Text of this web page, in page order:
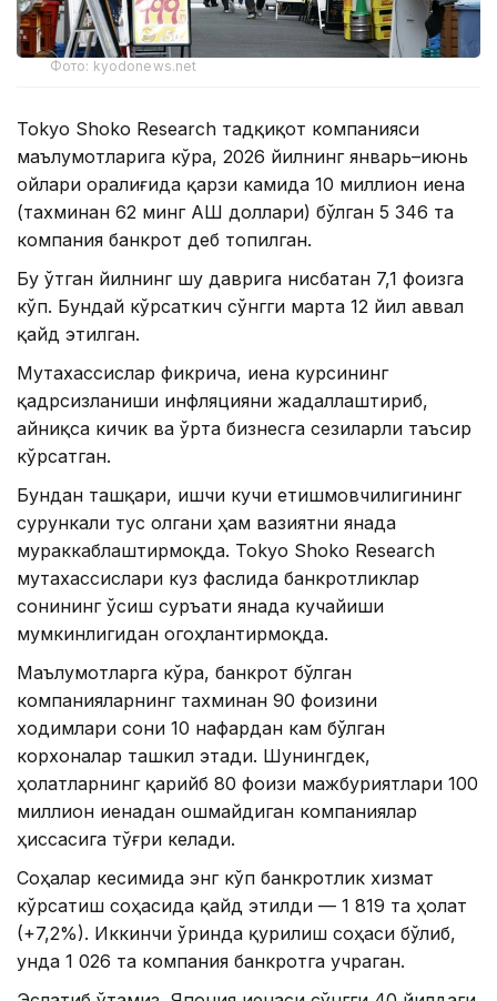
Фото: kyodonews.net
Tokyo Shoko Research тадқиқот компанияси
маълумотларига кўра, 2026 йилнинг январь–июнь
ойлари оралиғида қарзи камида 10 миллион иена
(тахминан 62 минг АҚШ доллари) бўлган 5 346 та
компания банкрот деб топилган.
Бу ўтган йилнинг шу даврига нисбатан 7,1 фоизга
кўп. Бундай кўрсаткич сўнгги марта 12 йил аввал
қайд этилган.
Мутахассислар фикрича, иена курсининг
қадрсизланиши инфляцияни жадаллаштириб,
айниқса кичик ва ўрта бизнесга сезиларли таъсир
кўрсатган.
Бундан ташқари, ишчи кучи етишмовчилигининг
сурункали тус олгани ҳам вазиятни янада
мураккаблаштирмоқда. Tokyo Shoko Research
мутахассислари куз фаслида банкротликлар
сонининг ўсиш суръати янада кучайиши
мумкинлигидан огоҳлантирмоқда.
Маълумотларга кўра, банкрот бўлган
компанияларнинг тахминан 90 фоизини
ходимлари сони 10 нафардан кам бўлган
корхоналар ташкил этади. Шунингдек,
ҳолатларнинг қарийб 80 фоизи мажбуриятлари 100
миллион иенадан ошмайдиган компаниялар
ҳиссасига тўғри келади.
Соҳалар кесимида энг кўп банкротлик хизмат
кўрсатиш соҳасида қайд этилди — 1 819 та ҳолат
(+7,2%). Иккинчи ўринда қурилиш соҳаси бўлиб,
унда 1 026 та компания банкротга учраган.